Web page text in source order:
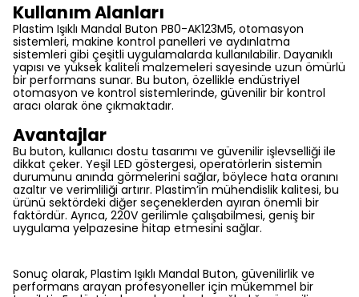
Kullanım Alanları
Plastim Işıklı Mandal Buton PB0-AK123M5, otomasyon
sistemleri, makine kontrol panelleri ve aydınlatma
sistemleri gibi çeşitli uygulamalarda kullanılabilir. Dayanıklı
yapısı ve yüksek kaliteli malzemeleri sayesinde uzun ömürlü
bir performans sunar. Bu buton, özellikle endüstriyel
otomasyon ve kontrol sistemlerinde, güvenilir bir kontrol
aracı olarak öne çıkmaktadır.
Avantajlar
Bu buton, kullanıcı dostu tasarımı ve güvenilir işlevselliği ile
dikkat çeker. Yeşil LED göstergesi, operatörlerin sistemin
durumunu anında görmelerini sağlar, böylece hata oranını
azaltır ve verimliliği artırır. Plastim’in mühendislik kalitesi, bu
ürünü sektördeki diğer seçeneklerden ayıran önemli bir
faktördür. Ayrıca, 220V gerilimle çalışabilmesi, geniş bir
uygulama yelpazesine hitap etmesini sağlar.
Sonuç olarak, Plastim Işıklı Mandal Buton, güvenilirlik ve
performans arayan profesyoneller için mükemmel bir